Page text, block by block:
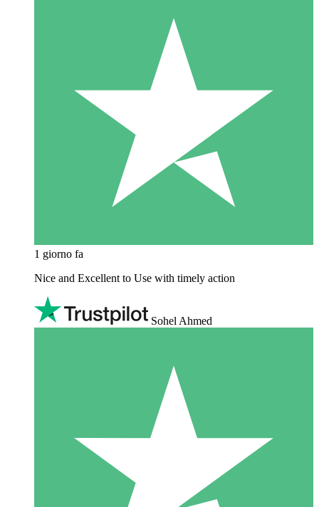
1 giorno fa
Nice and Excellent to Use with timely action
Sohel Ahmed